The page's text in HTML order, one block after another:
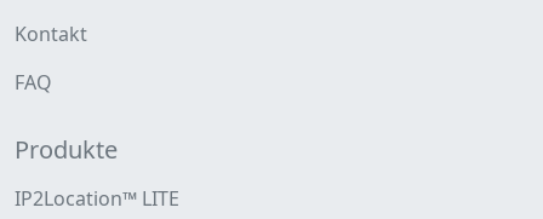
Kontakt
FAQ
Produkte
IP2Location™ LITE